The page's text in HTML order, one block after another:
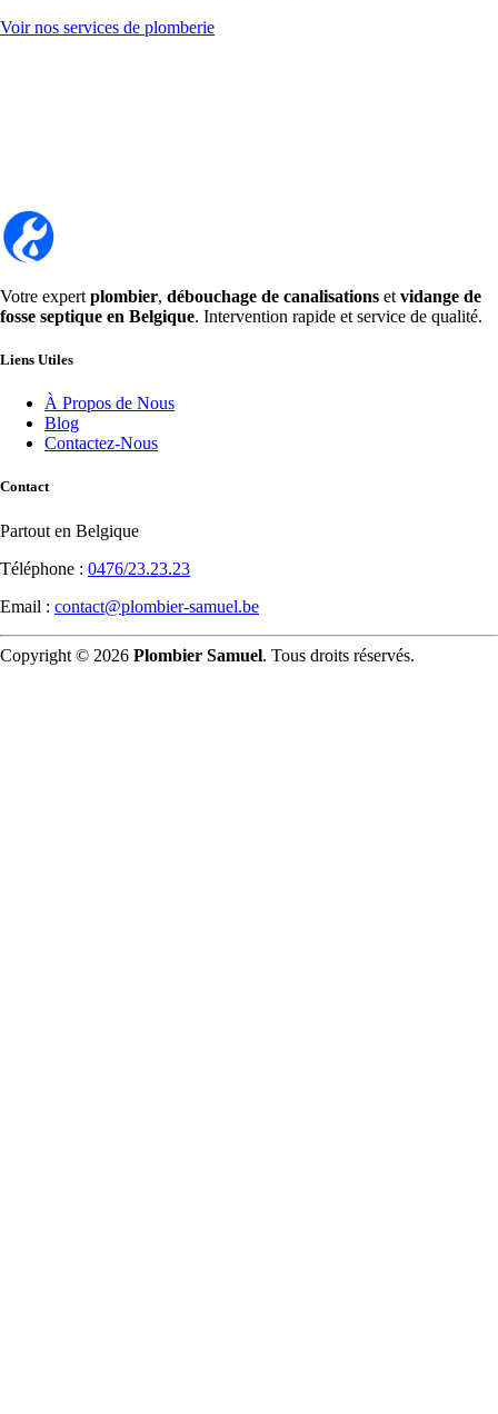
Voir nos services de plomberie
Votre expert plombier, débouchage de canalisations et vidange de
fosse septique en Belgique. Intervention rapide et service de qualité.
Liens Utiles
À Propos de Nous
Blog
Contactez-Nous
Contact
Partout en Belgique
Téléphone : 0476/23.23.23
Email : contact@plombier-samuel.be
Copyright © 2026 Plombier Samuel. Tous droits réservés.